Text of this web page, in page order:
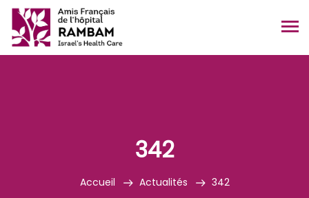
342
Accueil Actualités 342